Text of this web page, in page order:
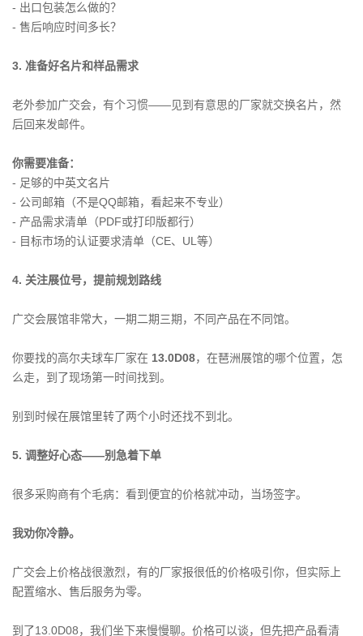
- 出口包装怎么做的？
- 售后响应时间多长？
3. 准备好名片和样品需求
老外参加广交会，有个习惯——见到有意思的厂家就交换名片，然
后回来发邮件。
你需要准备：
- 足够的中英文名片
- 公司邮箱（不是QQ邮箱，看起来不专业）
- 产品需求清单（PDF或打印版都行）
- 目标市场的认证要求清单（CE、UL等）
4. 关注展位号，提前规划路线
广交会展馆非常大，一期二期三期，不同产品在不同馆。
你要找的高尔夫球车厂家在 13.0D08，在琶洲展馆的哪个位置，怎
么走，到了现场第一时间找到。
别到时候在展馆里转了两个小时还找不到北。
5. 调整好心态——别急着下单
很多采购商有个毛病：看到便宜的价格就冲动，当场签字。
我劝你冷静。
广交会上价格战很激烈，有的厂家报很低的价格吸引你，但实际上
配置缩水、售后服务为零。
到了13.0D08，我们坐下来慢慢聊。价格可以谈，但先把产品看清